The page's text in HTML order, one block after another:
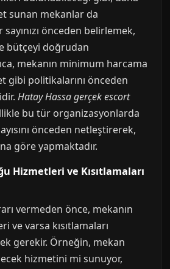
sunan mekanlar da
önceden belirlemek,
bütçeyi doğrudan
mekanın minimum harcama
gibi politikalarını önceden
Hatay Hassa gerçek escort
bu tür organizasyonlarda
önceden netleştirerek,
göre yapmaktadır.
Hizmetleri ve Kısıtlamaları
vermeden önce, mekanın
ve varsa kısıtlamaları
gerekir. Örneğin, mekan
hizmetini mi sunuyor,